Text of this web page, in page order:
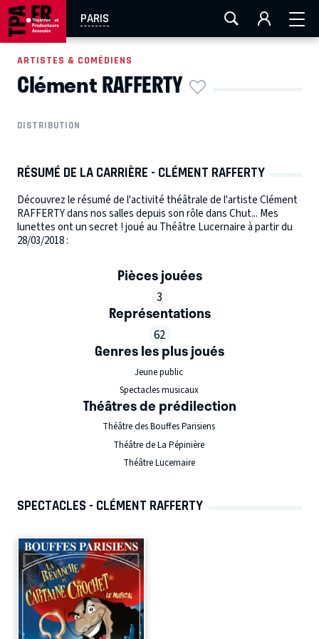
PARIS
AIX-MARSEILLE LA ROCHELLE
EN TOURNÉE
ARTISTES & COMÉDIENS
Clément RAFFERTY
DISTRIBUTION
RÉSUMÉ DE LA CARRIÈRE - CLÉMENT RAFFERTY
Découvrez le résumé de l'activité théâtrale de l'artiste Clément
RAFFERTY dans nos salles depuis son rôle dans Chut... Mes
lunettes ont un secret ! joué au Théâtre Lucernaire à partir du
28/03/2018 :
Pièces jouées
3
Représentations
62
Genres les plus joués
Jeune public
Spectacles musicaux
Théâtres de prédilection
Théâtre des Bouffes Parisiens
Théâtre de La Pépinière
Théâtre Lucernaire
SPECTACLES - CLÉMENT RAFFERTY